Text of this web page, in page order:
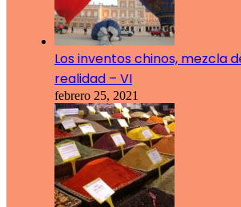
Los inventos chinos, mezcla
realidad – VI
febrero 25, 2021